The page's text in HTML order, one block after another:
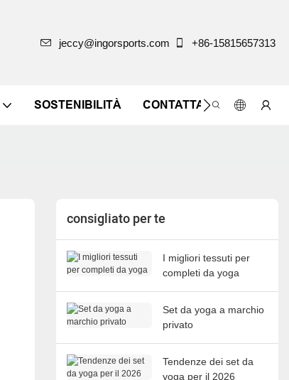
jeccy@ingorsports.com +86-15815657313
SOSTENIBILITÀ CONTATTACI
consigliato per te
I migliori tessuti per
completi da yoga
Set da yoga a marchio
privato
Tendenze dei set da
yoga per il 2026